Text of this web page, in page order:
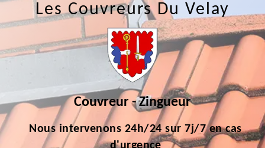
Les Couvreurs Du Velay
Couvreur - Zingueur
Nous intervenons 24h/24 sur 7j/7 en cas
d'urgence